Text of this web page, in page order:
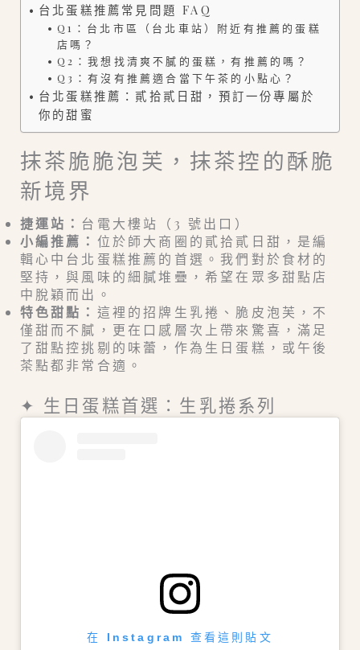
台北蛋糕推薦常見問題 FAQ
Q1：台北市區（台北車站）附近有推薦的蛋糕
店嗎？
Q2：我想找清爽不膩的蛋糕，有推薦的嗎？
Q3：有沒有推薦適合當下午茶的小點心？
台北蛋糕推薦：貳拾貳日甜，預訂一份專屬於
你的甜蜜
抹茶脆脆泡芙，抹茶控的酥脆
新境界
捷運站： 台電大樓站（3 號出口）
小編推薦： 位於師大商圈的貳拾貳日甜，是編
輯心中台北蛋糕推薦的首選。我們對於食材的
堅持，與風味的細膩堆疊，希望在眾多甜點店
中脫穎而出。
特色甜點： 這裡的招牌生乳捲、脆皮泡芙，不
僅甜而不膩，更在口感層次上帶來驚喜，滿足
了甜點控挑剔的味蕾，作為生日蛋糕，或午後
茶點都非常合適。
✦ 生日蛋糕首選：生乳捲系列
在 Instagram 查看這則貼文